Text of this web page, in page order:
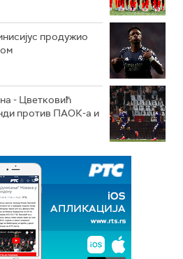
продужио
- Цветковић
против ПАОК-а и